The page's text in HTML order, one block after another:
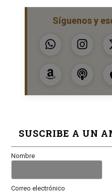
Síguenos y
SUSCRIBE A UN
Nombre
Correo electrónico